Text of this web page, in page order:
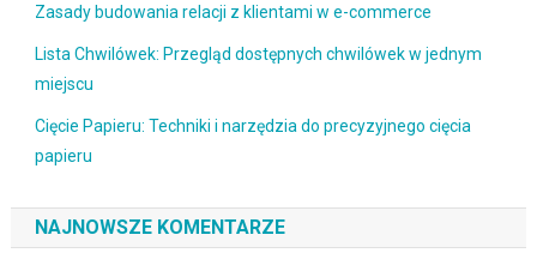
Zasady budowania relacji z klientami w e-commerce
Lista Chwilówek: Przegląd dostępnych chwilówek w jednym
miejscu
Cięcie Papieru: Techniki i narzędzia do precyzyjnego cięcia
papieru
NAJNOWSZE KOMENTARZE